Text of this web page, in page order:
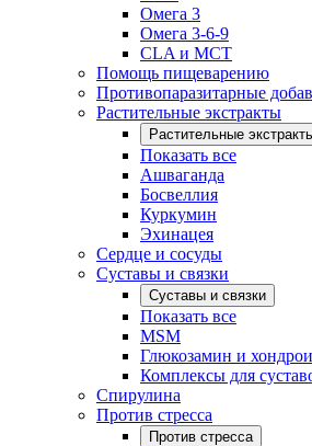
Омега 3
Омега 3-6-9
CLA и MCT
Помощь пищеварению
Противопаразитарные
Растительные экстракты
Растительные
Показать все
Ашваганда
Босвеллия
Куркумин
Эхинацея
Сердце и сосуды
Суставы и связки
Суставы и связки
Показать все
MSM
Глюкозамин и
Комплексы для
Спирулина
Против стресса
Против стресса